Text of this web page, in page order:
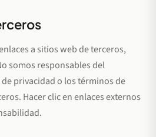
a sitios web de terceros,
somos responsables del
privacidad o los términos de
Hacer clic en enlaces externos